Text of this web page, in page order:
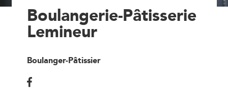
Boulangerie-Pâtisserie
Lemineur
Boulanger-Pâtissier